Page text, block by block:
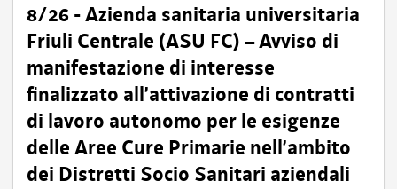
8/26 - Azienda sanitaria universitaria
Friuli Centrale (ASU FC) – Avviso di
manifestazione di interesse
finalizzato all’attivazione di contratti
di lavoro autonomo per le esigenze
delle Aree Cure Primarie nell’ambito
dei Distretti Socio Sanitari aziendali